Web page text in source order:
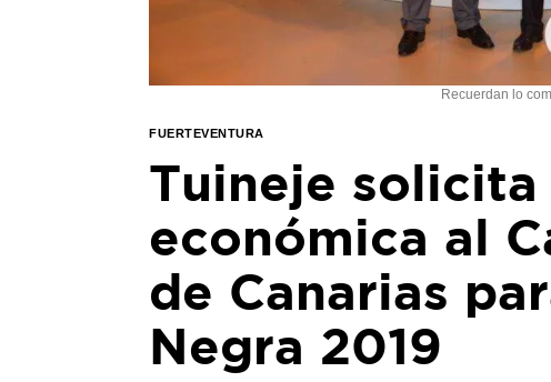
Recuerdan lo
FUERTEVENTURA
Tuineje
económica al
de Canarias
Negra 2019